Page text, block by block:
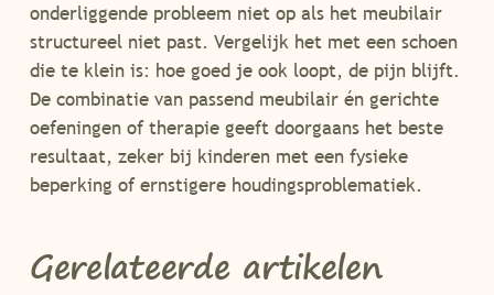
onderliggende probleem niet op als het meubilair
structureel niet past. Vergelijk het met een schoen
die te klein is: hoe goed je ook loopt, de pijn blijft.
De combinatie van passend meubilair én gerichte
oefeningen of therapie geeft doorgaans het beste
resultaat, zeker bij kinderen met een fysieke
beperking of ernstigere houdingsproblematiek.
Gerelateerde artikelen